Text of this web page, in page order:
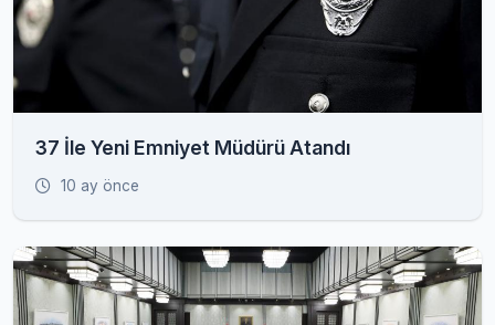
37 İle Yeni Emniyet Müdürü Atandı
10 ay önce